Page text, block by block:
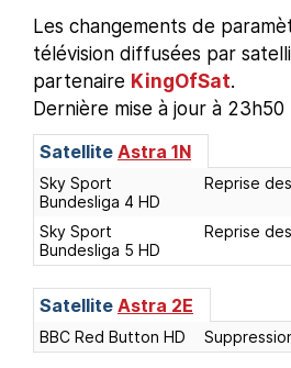
Les changements de
télévision diffusées par
partenaire KingOfSat.
Dernière mise à jour à 23h50
Satellite Astra 1N
Sky Sport
Bundesliga 4 HD
Reprise
Sky Sport
Bundesliga 5 HD
Reprise
Satellite Astra 2E
BBC Red Button HD